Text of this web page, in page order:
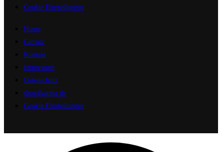
Cookie Einstellungen
Home
Glossar
Kontakt
Impressum
Datenschutz
shop4karma.de
Cookie Einstellungen